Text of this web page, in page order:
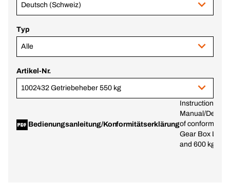
Deutsch (Schweiz)
Typ
Alle
Artikel-Nr.
1002432 Getriebeheber 550 kg
Bedienungsanleitung/Konformitätserklärung
Instruction
Manual/
of conformity -
Gear Box Lifter
and 600 kg